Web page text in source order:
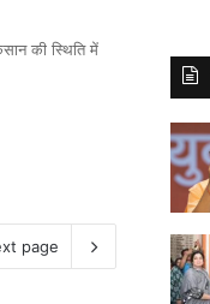
की स्थिति में
page